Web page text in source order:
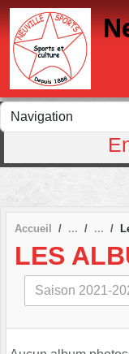
Accueil
LES
Panneau de gestion